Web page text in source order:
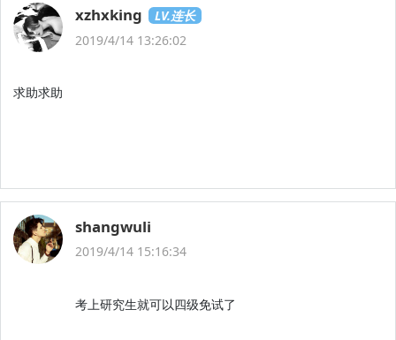
xzhxking
LV.连长
2019/4/14 13:26:02
求助求助
shangwuli
2019/4/14 15:16:34
考上研究生就可以四级免试了